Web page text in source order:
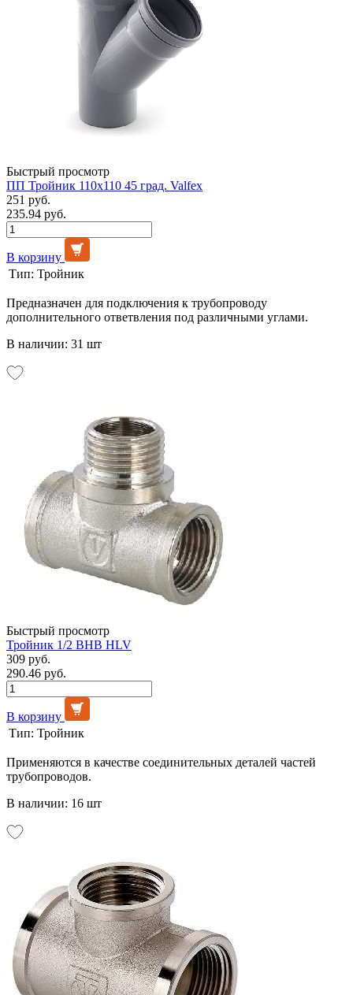
Быстрый просмотр
ПП Тройник 110х110 45 град. Valfex
251 руб.
235.94 руб.
В корзину
Тип: Тройник
Предназначен для подключения к трубопроводу
дополнительного ответвления под различными углами.
В наличии: 31 шт
Быстрый просмотр
Тройник 1/2 ВНВ HLV
309 руб.
290.46 руб.
В корзину
Тип: Тройник
Применяются в качестве соединительных деталей частей
трубопроводов.
В наличии: 16 шт